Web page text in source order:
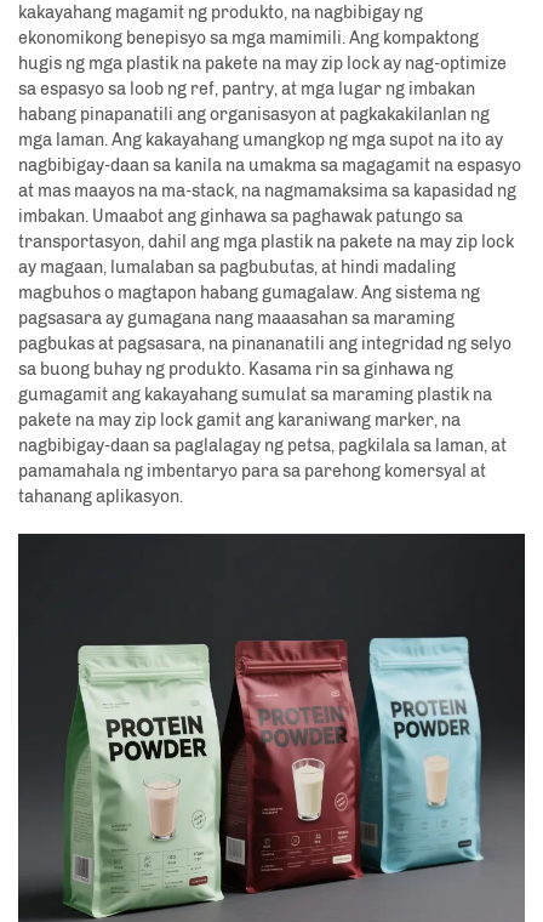
kakayahang magamit ng produkto, na nagbibigay ng
ekonomikong benepisyo sa mga mamimili. Ang kompaktong
hugis ng mga plastik na pakete na may zip lock ay nag-optimize
sa espasyo sa loob ng ref, pantry, at mga lugar ng imbakan
habang pinapanatili ang organisasyon at pagkakakilanlan ng
mga laman. Ang kakayahang umangkop ng mga supot na ito ay
nagbibigay-daan sa kanila na umakma sa magagamit na espasyo
at mas maayos na ma-stack, na nagmamaksima sa kapasidad ng
imbakan. Umaabot ang ginhawa sa paghawak patungo sa
transportasyon, dahil ang mga plastik na pakete na may zip lock
ay magaan, lumalaban sa pagbubutas, at hindi madaling
magbuhos o magtapon habang gumagalaw. Ang sistema ng
pagsasara ay gumagana nang maaasahan sa maraming
pagbukas at pagsasara, na pinananatili ang integridad ng selyo
sa buong buhay ng produkto. Kasama rin sa ginhawa ng
gumagamit ang kakayahang sumulat sa maraming plastik na
pakete na may zip lock gamit ang karaniwang marker, na
nagbibigay-daan sa paglalagay ng petsa, pagkilala sa laman, at
pamamahala ng imbentaryo para sa parehong komersyal at
tahanang aplikasyon.